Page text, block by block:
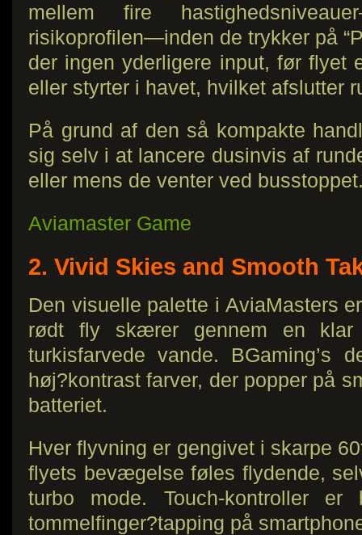
mellem fire
risikoprofilen—inden de trykker på
der ingen yderligere input, før flyet
eller styrter i havet, hvilket afslutter
På grund af den så kompakte
sig selv i at lancere dusinvis af
eller mens de venter ved
Aviamaster Game
2. Vivid Skies and Smooth
Den visuelle palette i AviaMasters
rødt fly skærer gennem en klar
turkisfarvede vande. BGaming’s
høj?kontrast farver, der popper på
batteriet.
Hver flyvning er gengivet i skarpe
flyets bevægelse føles flydende,
turbo mode. Touch-kontroller
tommelfinger?tapping på